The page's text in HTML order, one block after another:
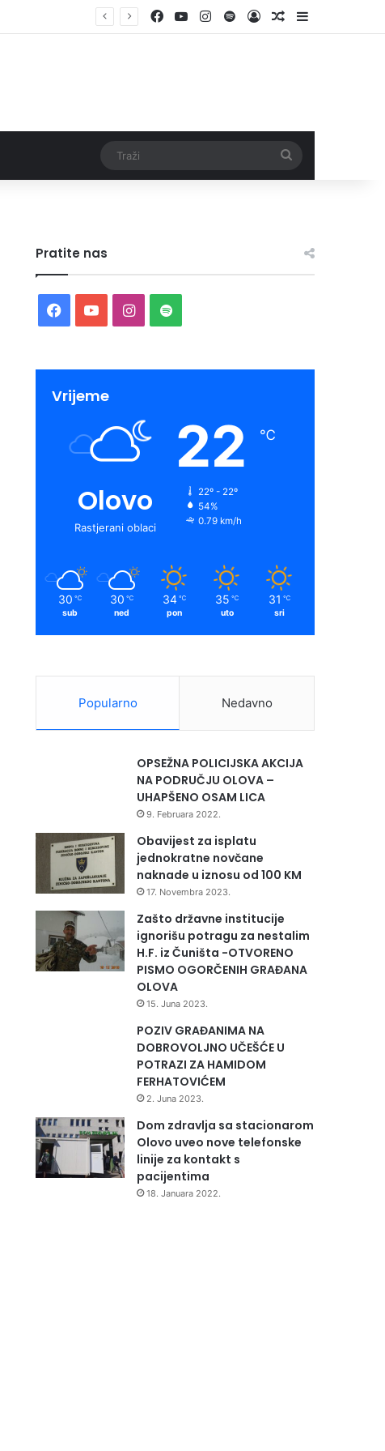
Facebook
YouTubeInstagram
SpotifyLog InRandom Article
Sidebar
Pratite nas
Facebook
YouTubeInstagram
Spotify
Vrijeme
Olovo
Rastjerani oblaci
22 ℃
22º - 22º
54%
0.79 km/h
30 ℃
sub
30 ℃
ned
34 ℃
pon
35 ℃
uto
31 ℃
sri
Popularno Nedavno
OPSEŽNA POLICIJSKA AKCIJA
NA PODRUČJU OLOVA –
UHAPŠENO OSAM LICA
9. Februara 2022.
Obavijest za isplatu
jednokratne novčane
naknade u iznosu od 100 KM
17. Novembra 2023.
Zašto državne institucije
ignorišu potragu za nestalim
H.F. iz Čuništa -OTVORENO
PISMO OGORČENIH GRAĐANA
OLOVA
15. Juna 2023.
POZIV GRAĐANIMA NA
DOBROVOLJNO UČEŠĆE U
POTRAZI ZA HAMIDOM
FERHATOVIĆEM
2. Juna 2023.
Dom zdravlja sa stacionarom
Olovo uveo nove telefonske
linije za kontakt s
pacijentima
18. Januara 2022.